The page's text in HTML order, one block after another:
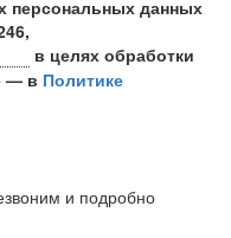
персональных данных
в целях обработки
— в Политике
и подробно